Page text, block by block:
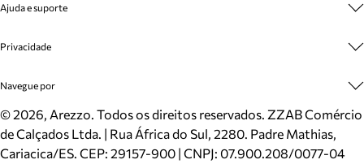
Venda Corporativa
Mapa do Site
Inverno
Mundo Arezzo
Plano de Negócio
Ajuda e suporte
Cadastro
Meus Pedidos
Trocas e Devoluções
Cartão Presente
Localizador de lojas
Privacidade
Politica e Privacidade
Navegue por
Sapatos
Bolsas
Scarpins
©2026, Arezzo. Todos os direitos reservados. ZZAB Comércio
de Calçados Ltda. | Rua África do Sul, 2280. Padre Mathias,
Cariacica/ES. CEP: 29157-900 | CNPJ: 07.900.208/0077-04